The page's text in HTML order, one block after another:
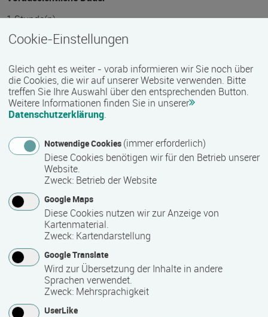
1 Stunde(n)
Termine auf Anfrage
Bemerkungen zum Termin
Die Qualifizierung läuft in Vollzeit.
Mindest­teilnehmer­anzahl
10
Maximale Teilnehmerzahl
25
Teilnahmegebühr
Cookie-Einstellungen
Gleich geht es weiter - vorab informieren wir Sie noch über
die Cookies, die wir auf unserer Website verwenden. Bitte
treffen Sie Ihre Auswahl über den entsprechenden Button.
Weitere Informationen finden Sie in unserer
Datenschutzerklärung.
Notwendige Cookies (immer erforderlich)
Diese Cookies benötigen wir für den Betrieb unserer
Website.
Zweck: Betrieb der Website
Google Maps
Diese Cookies nutzen wir zur Anzeige von
Kartenmaterial.
Zweck: Kartendarstellung
Google Translate
Wird zur Übersetzung der Inhalte in andere
Sprachen verwendet.
Zweck: Mehrsprachigkeit
UserLike